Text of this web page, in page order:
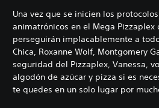
Una vez que se inicien los
animatrónicos en el Mega Pizzaplex
perseguirán implacablemente a
Chica, Roxanne Wolf, Montgomery
seguridad del Pizzaplex, Vanessa,
algodón de azúcar y pizza si es
te quedes en un solo lugar por